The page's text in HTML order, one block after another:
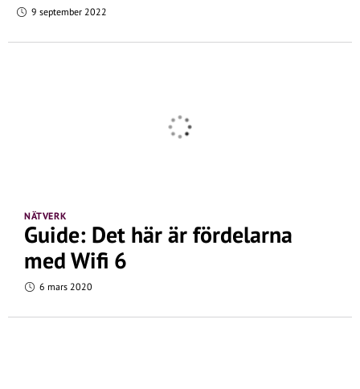
9 september 2022
NÄTVERK
Guide: Det här är fördelarna
med Wifi 6
6 mars 2020